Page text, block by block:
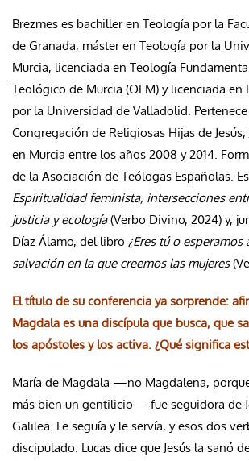
Brezmes es bachiller en Teología por la
de Granada, máster en Teología por la
Murcia, licenciada en Teología
Teológico de Murcia (OFM) y licenciada en
por la Universidad de Valladolid. Pertenece
Congregación de Religiosas Hijas de
en Murcia entre los años 2008 y 2014.
de la Asociación de Teólogas Españolas.
Espiritualidad feminista, intersecciones
justicia y ecología(Verbo Divino, 2024) y,
Díaz Álamo, del libro ¿Eres tú o esperamos
salvación en la que creemos las mujeres
El título de su conferencia ya sorprende:
Magdala es una discípula que busca, que
los apóstoles y los activa. ¿Qué significa
María de Magdala —no Magdalena,
más bien un gentilicio— fue seguidora de
Galilea. Le seguía y le servía, y esos dos
discipulado. Lucas dice que Jesús la sanó